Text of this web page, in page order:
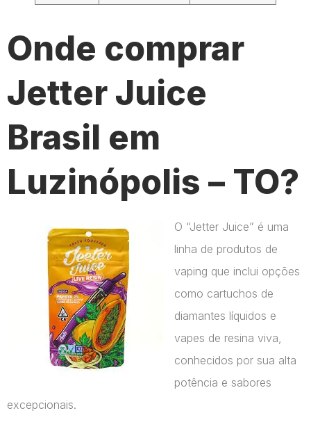
Onde comprar
Jetter Juice
Brasil em
Luzinópolis – TO?
O “Jetter Juice” é uma
linha de produtos de
vaping que inclui opções
como cartuchos de
diamantes líquidos e
vapes de resina viva,
conhecidos por sua alta
potência e sabores
excepcionais.